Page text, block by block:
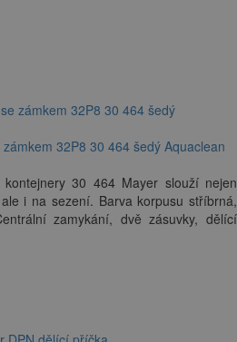
32P8 30 464 šedý Aquaclean
30 464 Mayer slouží nejen
i na sezení. Barva korpusu stříbrná,
zamykání, dvě zásuvky, dělící